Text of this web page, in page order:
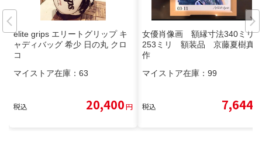
elite grips エリートグリップ キ
ャディバッグ 希少 日の丸 クロ
コ
マイストア在庫： 63
税込 20,400円
女優肖像画 額縁寸法340ミリ×
253ミリ 額装品 京藤夏樹真
作
マイストア在庫： 99
税込 7,644